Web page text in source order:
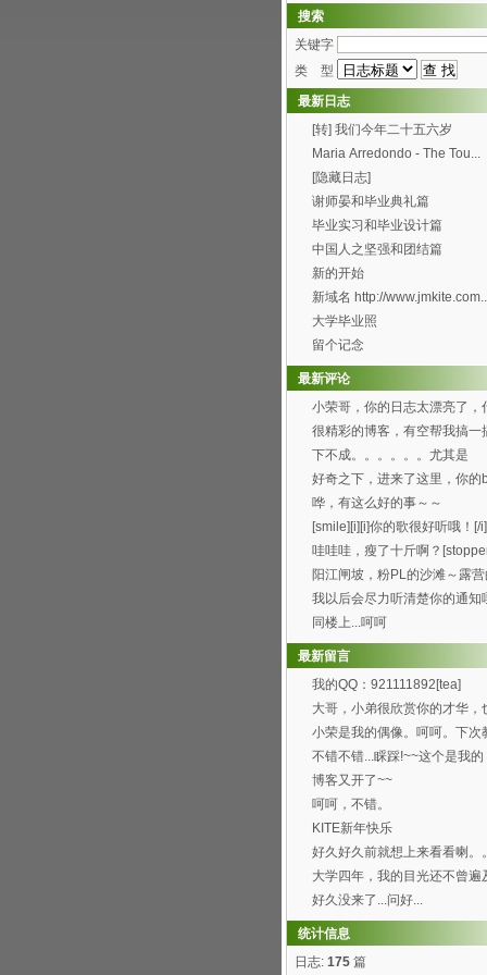
搜索
关键字
类 型
最新日志
[转] 我们今年二十五六岁
Maria Arredondo - The Tou...
[隐藏日志]
谢师晏和毕业典礼篇
毕业实习和毕业设计篇
中国人之坚强和团结篇
新的开始
新域名 http://
大学毕业照
留个记念
最新评论
小荣哥，你的日志太漂亮了，
时候有空帮我也搞一个...
很精彩的博客，有空帮我搞一
可以吗？[smile...
下不成。。。。。。尤其是
Through the f...
好奇之下，进来了这里，你的
办得好好哦。 ...
哗，有这么好的事～～
[smile][i][i]你的歌很好听哦！[/
哇哇哇，瘦了十斤啊？
阳江闸坡，粉PL的沙滩～露营
觉真的8错哦～呵呵...
我以后会尽力听清楚你的通知
[wink]
同楼上...呵呵
最新留言
我的QQ：921111892[tea]
大哥，小弟很欣赏你的才华，
喜欢你博客的这首背景...
小荣是我的偶像。呵呵。下次
弄这样的空间。呵呵
不错不错...睬踩!~~这个是我的
http://h...
博客又开了~~
呵呵，不错。
KITE新年快乐
好久好久前就想上来看看喇。
过总是打开了首页进不...
大学四年，我的目光还不曾遍
园的每个角落，就快要...
好久没来了...问好...
统计信息
日志: 175 篇